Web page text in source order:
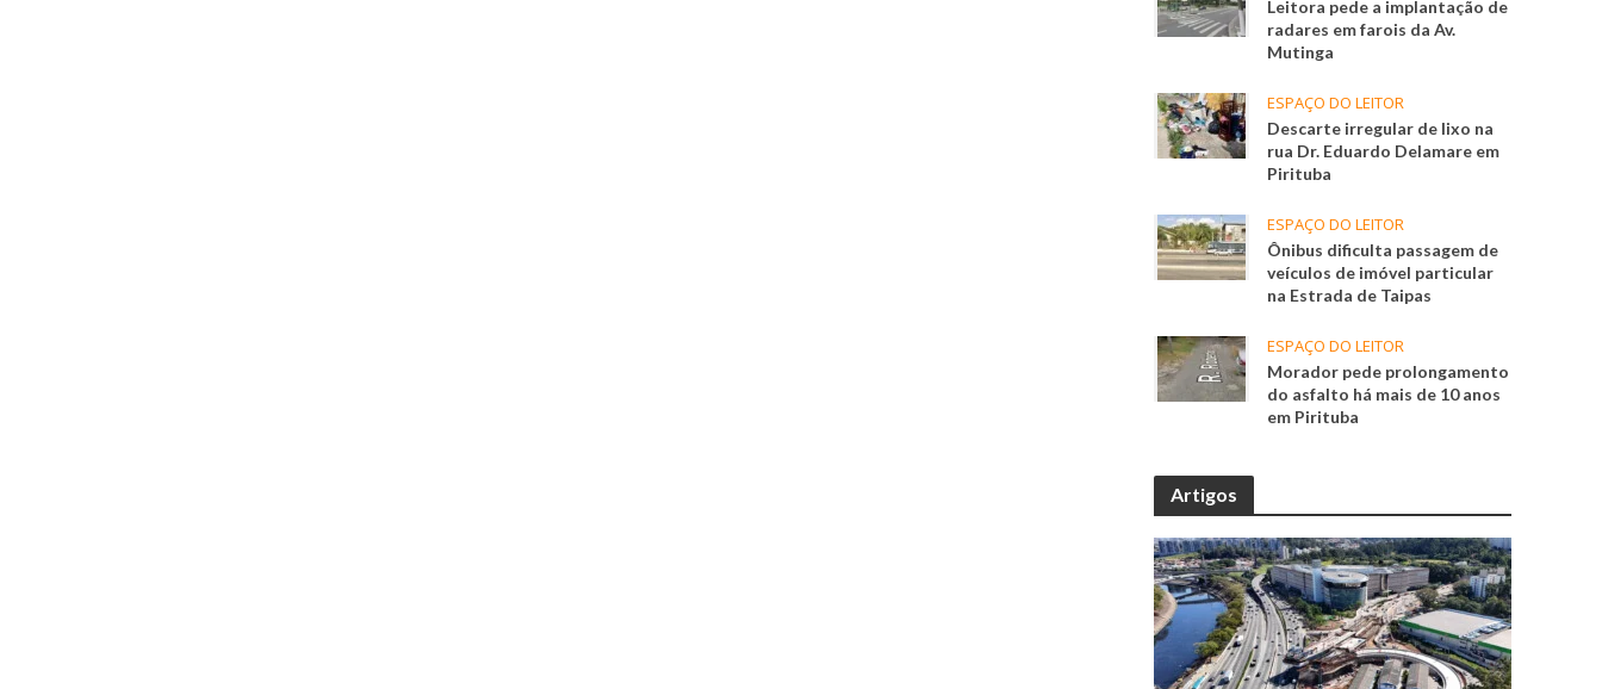
Leitora pede a implantação de
radares em farois da Av.
Mutinga
ESPAÇO DO LEITOR
Descarte irregular de lixo na
rua Dr. Eduardo Delamare em
Pirituba
ESPAÇO DO LEITOR
Ônibus dificulta passagem de
veículos de imóvel particular
na Estrada de Taipas
ESPAÇO DO LEITOR
Morador pede prolongamento
do asfalto há mais de 10 anos
em Pirituba
Artigos